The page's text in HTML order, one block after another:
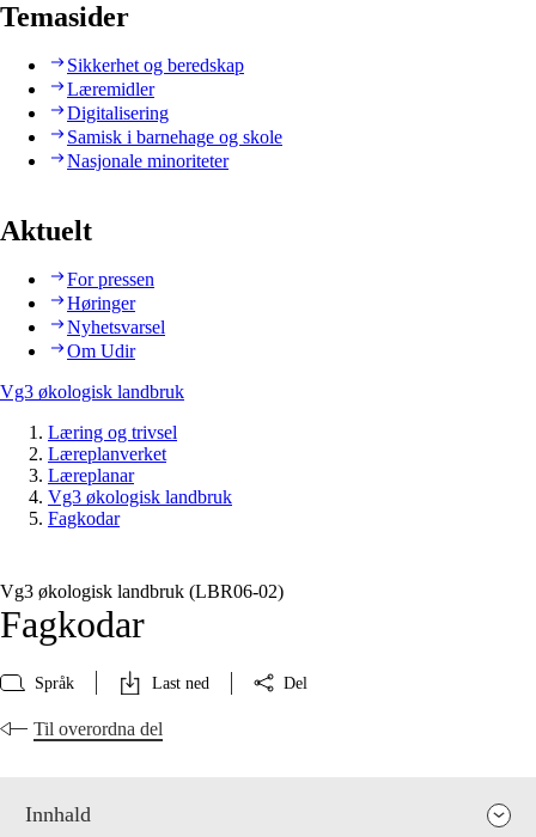
Temasider
Sikkerhet og beredskap
Læremidler
Digitalisering
Samisk i barnehage og skole
Nasjonale minoriteter
Aktuelt
For pressen
Høringer
Nyhetsvarsel
Om Udir
Vg3 økologisk landbruk
Læring og trivsel
Læreplanverket
Læreplanar
Vg3 økologisk landbruk
Fagkodar
Vg3 økologisk landbruk (LBR06‑02)
Fagkodar
Språk Last ned Del
Til overordna del
Innhald